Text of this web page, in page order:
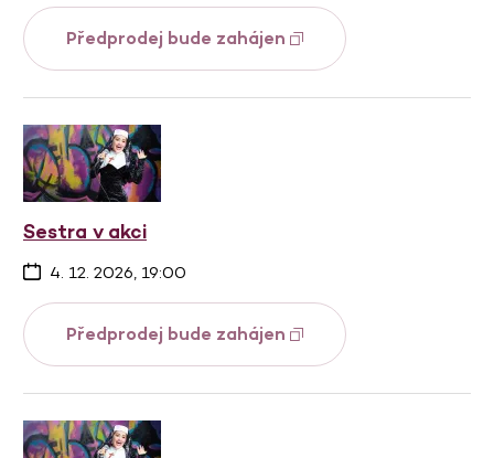
Předprodej bude zahájen
Sestra v akci
4. 12. 2026, 19:00
Předprodej bude zahájen